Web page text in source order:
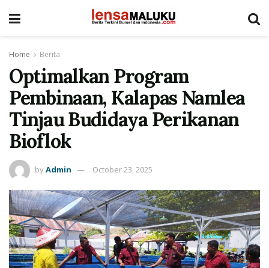
Home Berita
Optimalkan Program
Pembinaan, Kalapas Namlea
Tinjau Budidaya Perikanan
Bioflok
byAdmin October 23, 2025